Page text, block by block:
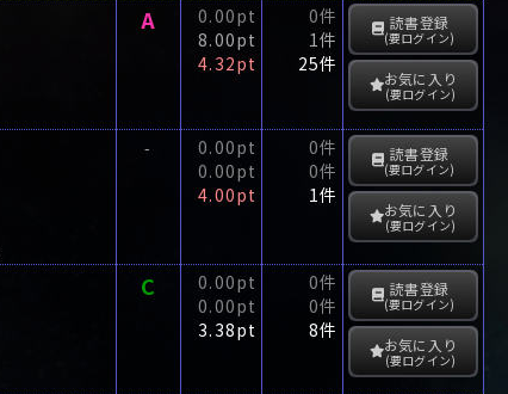
A
0.00pt
8.00pt
4.32pt
0件
1件
25件
読書登録
(要ログイン)
お気に入り
(要ログイン)
-
0.00pt
0.00pt
4.00pt
0件
0件
1件
読書登録
(要ログイン)
お気に入り
(要ログイン)
C
0.00pt
0.00pt
3.38pt
0件
0件
8件
読書登録
(要ログイン)
お気に入り
(要ログイン)